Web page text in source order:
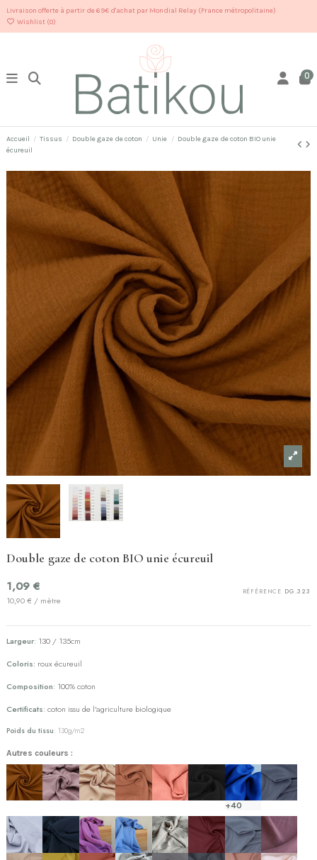
Livraison offerte à partir de 69€ d'achat par Mondial Relay (France métropolitaine)
Wishlist (0)
0
Accueil Tissus Double gaze de coton Unie
Double gaze de coton BIO unie
écureuil
Double gaze de coton BIO unie écureuil
RÉFÉRENCE DG.323
1,09 €
10,90 € / mètre
Largeur: 130 / 135cm
Coloris: roux écureuil
Composition: 100% coton
Certificats: coton issu de l'agriculture biologique
Poids du tissu: 130g/m2
Autres couleurs :
+40